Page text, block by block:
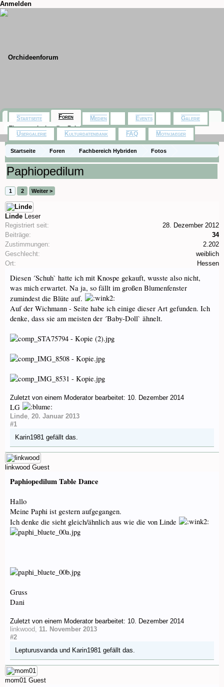
Anmelden
Startseite Foren Fachbereich Hybriden Fotos
Paphiopedilum
1 2 Weiter >
Linde Leser
Registriert seit:
28. Dezember 2012
Beiträge:
34
Zustimmungen:
2.202
Geschlecht:
weiblich
Ort:
Hessen
Diesen ´Schuh` hatte ich mit Knospe gekauft, wusste also nicht,
was mich erwartet. Na ja, so fällt im großen Blumenfenster
zumindest die Blüte auf.
Auf der Wichmann - Seite habe ich einige dieser Art gefunden. Ich
denke, dass sie am meisten der ´Baby-Doll` ähnelt.
Zuletzt von einem Moderator bearbeitet: 10. Dezember 2014
LG
Linde, 20. Januar 2013
#1
Karin1981 gefällt das.
linkwood Guest
Paphiopedilum Table Dance
Hallo
Meine Paphi ist gestern aufgegangen.
Ich denke die sieht gleich/ähnlich aus wie die von Linde
Gruss
Dani
Zuletzt von einem Moderator bearbeitet: 10. Dezember 2014
linkwood, 11. November 2013
#2
Lepturusvandaund Karin1981 gefällt das.
mom01 Guest
Startseite Foren
Themen mit aktuellen Beiträgen
Medien Events Galerie
Usergalerie Kulturdatenbank FAQ Motivjaeger